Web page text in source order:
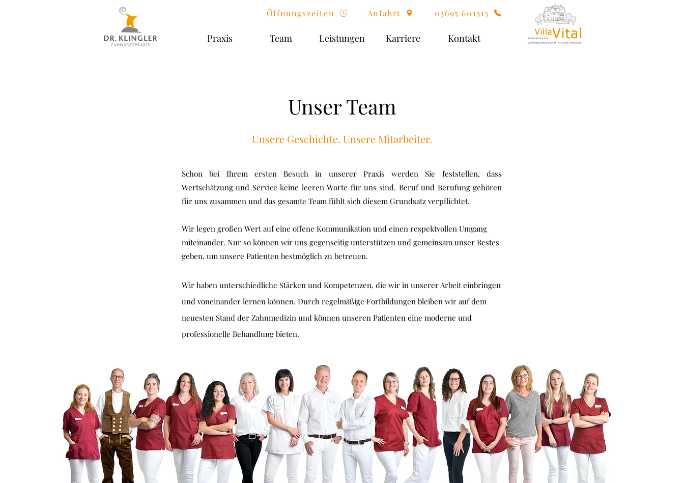
03695 601313
Praxis Team Leistungen Karriere Kontakt
Anfahrt
Öffnungszeiten
Unser Team
Unsere Geschichte. Unsere Mitarbeiter.
Schon bei Ihrem ersten Besuch in unserer Praxis werden Sie feststellen, dass
Wertschätzung und Service keine leeren Worte für uns sind. Beruf und Berufung gehören
für uns zusammen und das gesamte Team fühlt sich diesem Grundsatz verpflichtet.
Wir legen großen Wert auf eine offene Kommunikation und einen respektvollen Umgang
miteinander. Nur so können wir uns gegenseitig unterstützen und gemeinsam unser Bestes
geben, um unsere Patienten bestmöglich zu betreuen.
Wir haben unterschiedliche Stärken und Kompetenzen, die wir in unserer Arbeit einbringen
und voneinander lernen können. Durch regelmäßige Fortbildungen bleiben wir auf dem
neuesten Stand der Zahnmedizin und können unseren Patienten eine moderne und
professionelle Behandlung bieten.